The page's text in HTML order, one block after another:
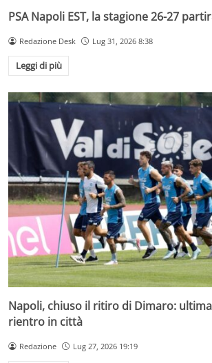
PSA Napoli EST, la stagione 26-27
Redazione Desk Lug 31, 2026 8:38
Leggi di più
Napoli, chiuso il ritiro di Dimaro:
rientro in città
Redazione Lug 27, 2026 19:19